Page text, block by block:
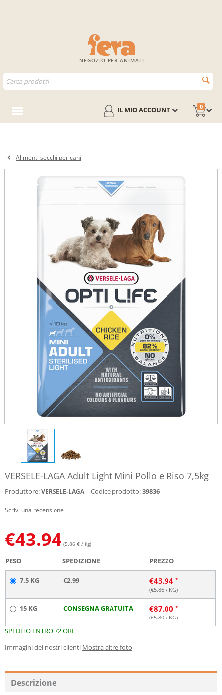
NEGOZIO PER ANIMALI
0
IL MIO ACCOUNT
Alimenti secchi per cani
VERSELE-LAGA Adult Light Mini Pollo e Riso 7,5kg
Produttore:VERSELE-LAGA Codice prodotto:39836
Scrivi una recensione
€43.94 (5.86 € / kg)
PESO SPEDIZIONE PREZZO
7.5 KG €2.99 €43.94
(€5.86 / KG)
15 KG CONSEGNA GRATUITA €87.00
(€5.80 / KG)
SPEDITO ENTRO 72 ORE
Immagini dei nostri clienti Mostra altre foto
Descrizione